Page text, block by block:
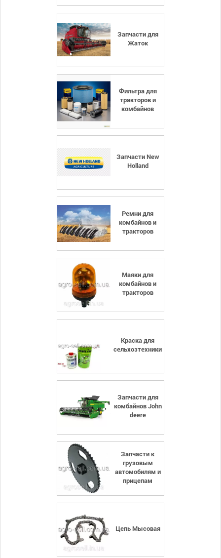
Запчасти для
Жаток
Фильтра для
тракторов и
комбайнов
Запчасти New
Holland
Ремни для
комбайнов и
тракторов
Маяки для
комбайнов и
тракторов
Краска для
сельхозтехники
Запчасти для
комбайнов John
deere
Запчасти к
грузовым
автомобилям и
прицепам
Цепь Мысовая